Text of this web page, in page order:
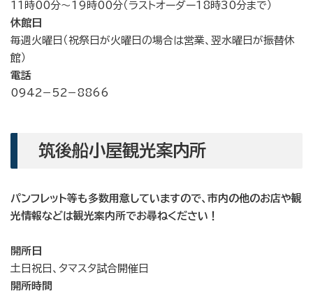
11時00分～19時00分（ラストオーダー18時30分まで）
休館日
毎週火曜日（祝祭日が火曜日の場合は営業、翌水曜日が振替休
館）
電話
0942−52−8866
筑後船小屋観光案内所
パンフレット等も多数用意していますので、市内の他のお店や観
光情報などは観光案内所でお尋ねください！
開所日
土日祝日、タマスタ試合開催日
開所時間